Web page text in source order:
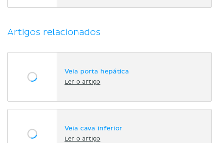
Artigos relacionados
Veia porta hepática
Ler o artigo
Veia cava inferior
Ler o artigo